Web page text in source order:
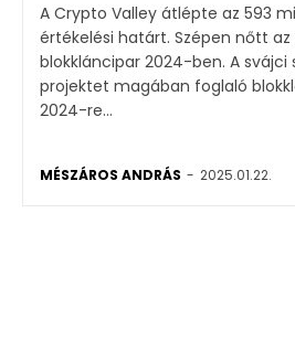
A Crypto Valley átlépte az 593
értékelési határt. Szépen nőtt az
blokkláncipar 2024-ben. A svájci székhelyű, 50
projektet magában foglaló
2024-re...
MÉSZÁROS ANDRÁS - 2025.01.22.